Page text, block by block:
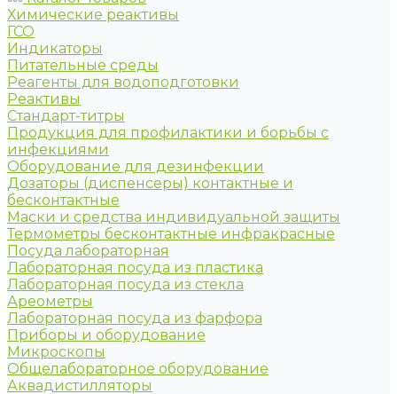
Химические реактивы
ГСО
Индикаторы
Питательные среды
Реагенты для водоподготовки
Реактивы
Стандарт-титры
Продукция для профилактики и борьбы с
инфекциями
Оборудование для дезинфекции
Дозаторы (диспенсеры) контактные и
бесконтактные
Маски и средства индивидуальной защиты
Термометры бесконтактные инфракрасные
Посуда лабораторная
Лабораторная посуда из пластика
Лабораторная посуда из стекла
Ареометры
Лабораторная посуда из фарфора
Приборы и оборудование
Микроскопы
Общелабораторное оборудование
Аквадистилляторы